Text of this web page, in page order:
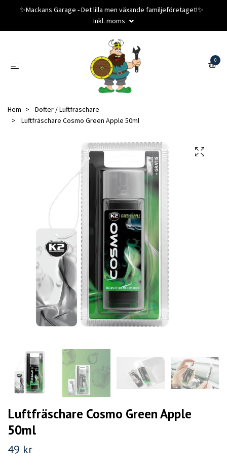
✨️Mackans Garage - Det lilla men växande familjeföretaget!✨️
Inkl. moms
0
Hem
Dofter / Luftfräschare
Luftfräschare Cosmo Green Apple 50ml
Luftfräschare Cosmo Green Apple
50ml
49 kr